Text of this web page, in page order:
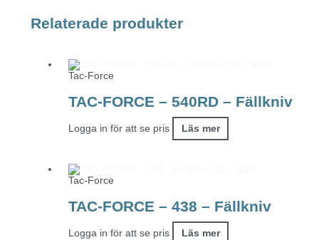
Relaterade produkter
Tac-Force
TAC-FORCE – 540RD – Fällkniv
Logga in för att se pris Läs mer
Tac-Force
TAC-FORCE – 438 – Fällkniv
Logga in för att se pris Läs mer